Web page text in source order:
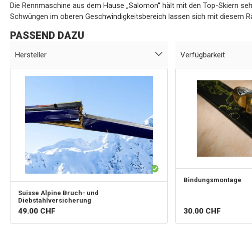
Die Rennmaschine aus dem Hause „Salomon“ hält mit den Top-Skiern
Schwüngen im oberen Geschwindigkeitsbereich lassen sich mit diesem
PASSEND DAZU
Hersteller Verfügbarkeit
Suisse Alpine Bruch- und
Diebstahlversicherung
49.00 CHF
Bindungsmontage
30.00 CHF